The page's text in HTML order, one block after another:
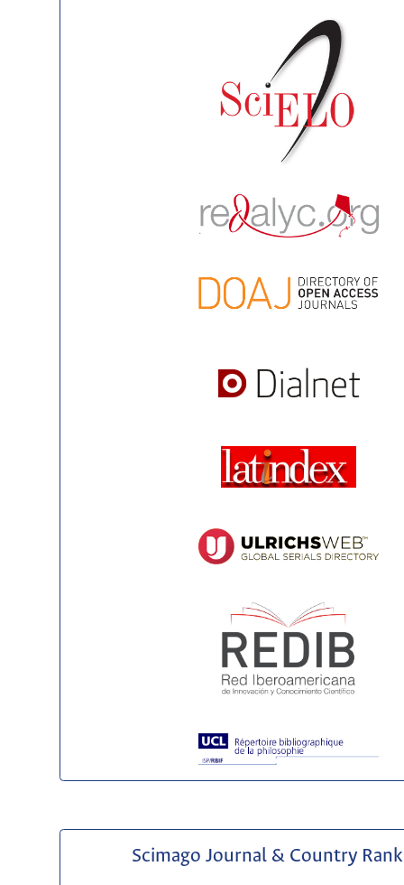
Scimago Journal & Country Rank